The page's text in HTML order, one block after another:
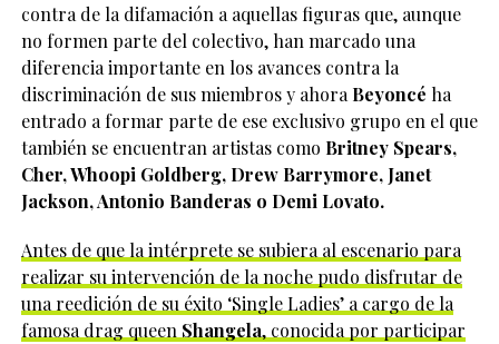
contra de la difamación a aquellas figuras que, aunque
no formen parte del colectivo, han marcado una
diferencia importante en los avances contra la
discriminación de sus miembros y ahora Beyoncé ha
entrado a formar parte de ese exclusivo grupo en el que
también se encuentran artistas como Britney Spears,
Cher, Whoopi Goldberg, Drew Barrymore, Janet
Jackson, Antonio Banderas o Demi Lovato.
Antes de que la intérprete se subiera al escenario para
realizar su intervención de la noche pudo disfrutar de
una reedición de su éxito ‘Single Ladies’ a cargo de la
famosa drag queen Shangela, conocida por participar